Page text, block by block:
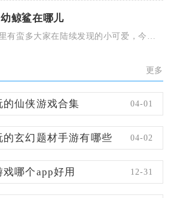
鲸鲨在哪儿
有蛮多大家在陆续发现的小可爱，今天
更多
的仙侠游戏合集 04-01
的玄幻题材手游有哪些 04-02
戏哪个app好用 12-31